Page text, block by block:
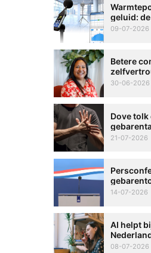
geluid:
kunt
09-07-2026
Betere
Imelda
30-06-2026
Dove
21-07-2026
Extra
14-07-2026
AI helpt
08-07-2026